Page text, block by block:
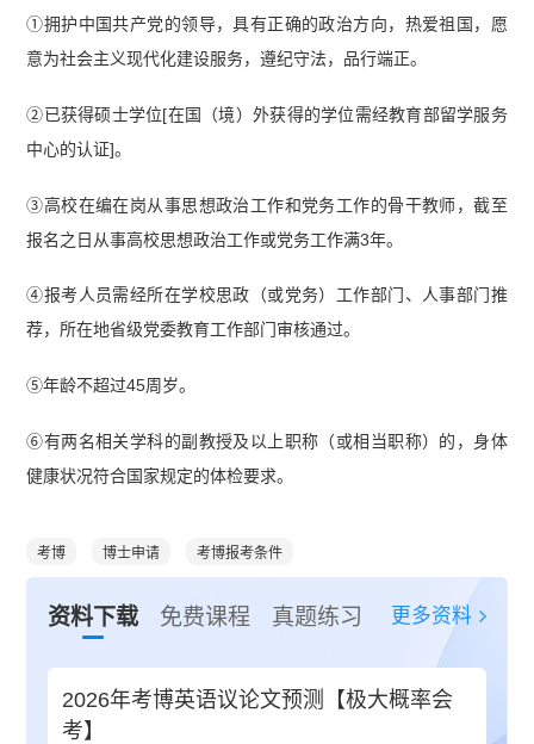
①拥护中国共产党的领导，具有正确的政治方向，热爱祖国，愿
意为社会主义现代化建设服务，遵纪守法，品行端正。
②已获得硕士学位[在国（境）外获得的学位需经教育部留学服务
中心的认证]。
③高校在编在岗从事思想政治工作和党务工作的骨干教师，截至
报名之日从事高校思想政治工作或党务工作满3年。
④报考人员需经所在学校思政（或党务）工作部门、人事部门推
荐，所在地省级党委教育工作部门审核通过。
⑤年龄不超过45周岁。
⑥有两名相关学科的副教授及以上职称（或相当职称）的，身体
健康状况符合国家规定的体检要求。
考博 博士申请 考博报考条件
资料下载 免费课程 真题练习 更多资料
2026年考博英语议论文预测【极大概率会
考】